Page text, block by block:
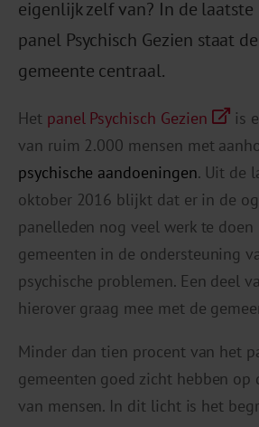
eigenlijk zelf van? In de
panel Psychisch Gezien staat
gemeente centraal.
Het panel Psychisch Gezien
is
van ruim 2.000 mensen met
psychische aandoeningen. Uit de
oktober 2016 blijkt dat er in de
panelleden nog veel werk te
gemeenten in de ondersteuning
psychische problemen. Een deel
hierover graag mee met de
Minder dan tien procent van het
gemeenten goed zicht hebben op
van mensen. In dit licht is het